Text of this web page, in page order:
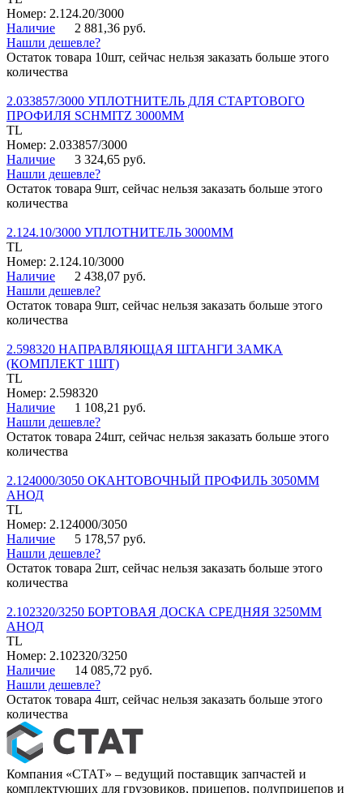
Номер: 2.124.20/3000
Наличие
2 881,36 руб.
Нашли дешевле?
Остаток товара 10шт, сейчас нельзя заказать больше этого
количества
2.033857/3000 УПЛОТНИТЕЛЬ ДЛЯ СТАРТОВОГО
ПРОФИЛЯ SCHMITZ 3000ММ
TL
Номер: 2.033857/3000
Наличие
3 324,65 руб.
Нашли дешевле?
Остаток товара 9шт, сейчас нельзя заказать больше этого
количества
2.124.10/3000 УПЛОТНИТЕЛЬ 3000ММ
TL
Номер: 2.124.10/3000
Наличие
2 438,07 руб.
Нашли дешевле?
Остаток товара 9шт, сейчас нельзя заказать больше этого
количества
2.598320 НАПРАВЛЯЮЩАЯ ШТАНГИ ЗАМКА
(КОМПЛЕКТ 1ШТ)
TL
Номер: 2.598320
Наличие
1 108,21 руб.
Нашли дешевле?
Остаток товара 24шт, сейчас нельзя заказать больше этого
количества
2.124000/3050 ОКАНТОВОЧНЫЙ ПРОФИЛЬ 3050ММ
АНОД
TL
Номер: 2.124000/3050
Наличие
5 178,57 руб.
Нашли дешевле?
Остаток товара 2шт, сейчас нельзя заказать больше этого
количества
2.102320/3250 БОРТОВАЯ ДОСКА СРЕДНЯЯ 3250ММ
АНОД
TL
Номер: 2.102320/3250
Наличие
14 085,72 руб.
Нашли дешевле?
Остаток товара 4шт, сейчас нельзя заказать больше этого
количества
Компания «СТАТ» – ведущий поставщик запчастей и
комплектующих для грузовиков, прицепов, полуприцепов и